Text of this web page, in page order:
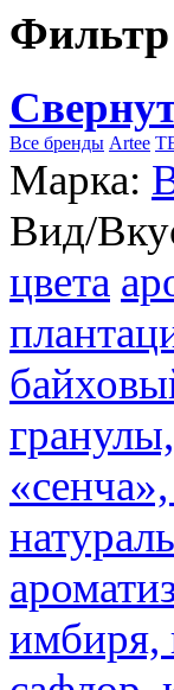
Фильтр
Все бренды Artee
Марка:
Вид/
цвета
имбиря,